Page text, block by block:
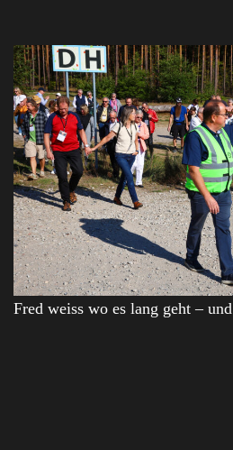
Fred weiss wo es lang geht –